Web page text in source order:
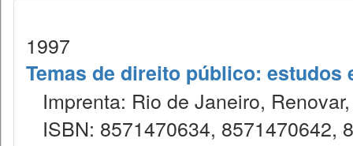
1997
Temas de direito público: estudos
Imprenta: Rio de Janeiro,
ISBN: 8571470634, 8571470642,